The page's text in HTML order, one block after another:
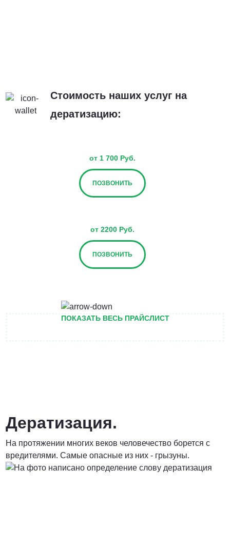
Стоимость наших услуг на
дератизацию:
от 1 700 Руб.
ПОЗВОНИТЬ
от 2200 Руб.
ПОЗВОНИТЬ
Договорная
ПОЗВОНИТЬ
ПОКАЗАТЬ ВЕСЬ ПРАЙСЛИСТ
Дератизация.
На протяжении многих веков человечество борется с
вредителями. Самые опасные из них - грызуны.